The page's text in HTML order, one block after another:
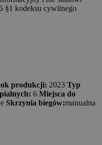
§1 kodeksu cywilnego
produkcji: 2023 Typ
6 Miejsca do
Skrzynia biegów:manualna